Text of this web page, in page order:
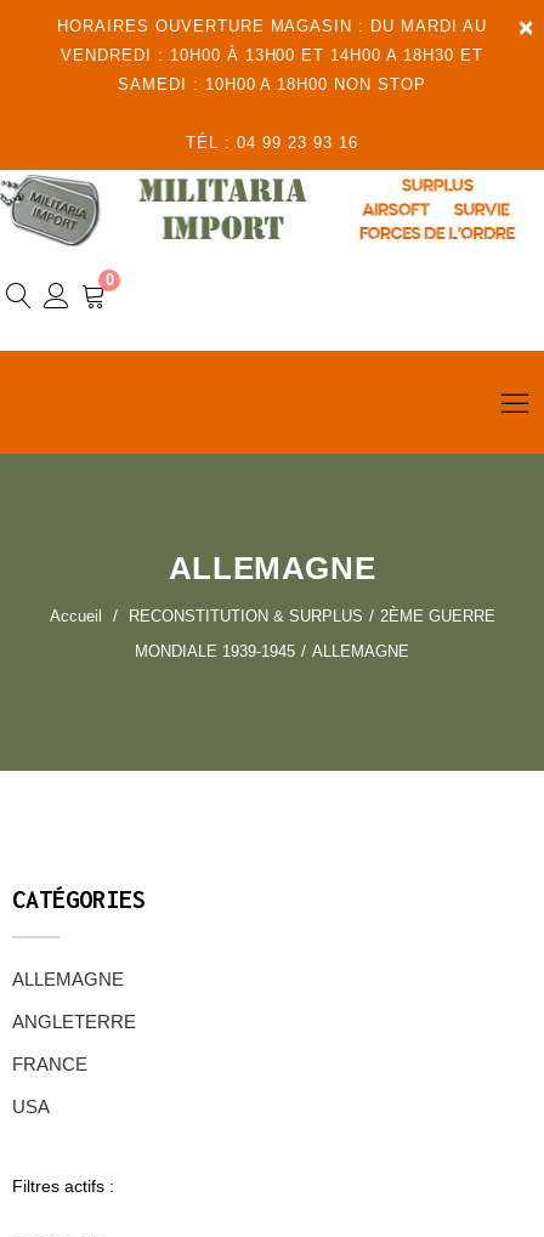
×
HORAIRES OUVERTURE MAGASIN : DU MARDI AU
VENDREDI : 10H00 À 13H00 ET 14H00 A 18H30 ET
SAMEDI : 10H00 A 18H00 NON STOP
TÉL : 04 99 23 93 16
0
ALLEMAGNE
Accueil RECONSTITUTION & SURPLUS
2ÈME GUERRE
MONDIALE 1939-1945
ALLEMAGNE
CATÉGORIES
ALLEMAGNE
ANGLETERRE
FRANCE
USA
Filtres actifs :